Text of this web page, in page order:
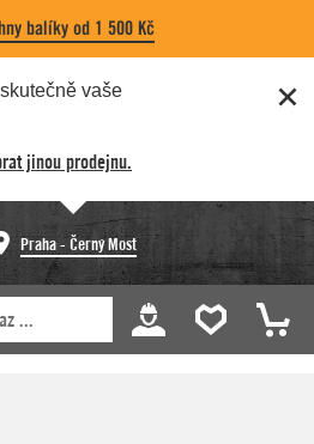
balíky od 1 500 Kč
skutečně vaše
jinou prodejnu.
Praha - Černý Most